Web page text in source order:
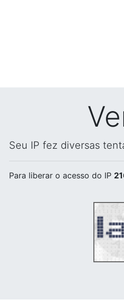
Seu IP fez diversas
Para liberar o acesso do IP